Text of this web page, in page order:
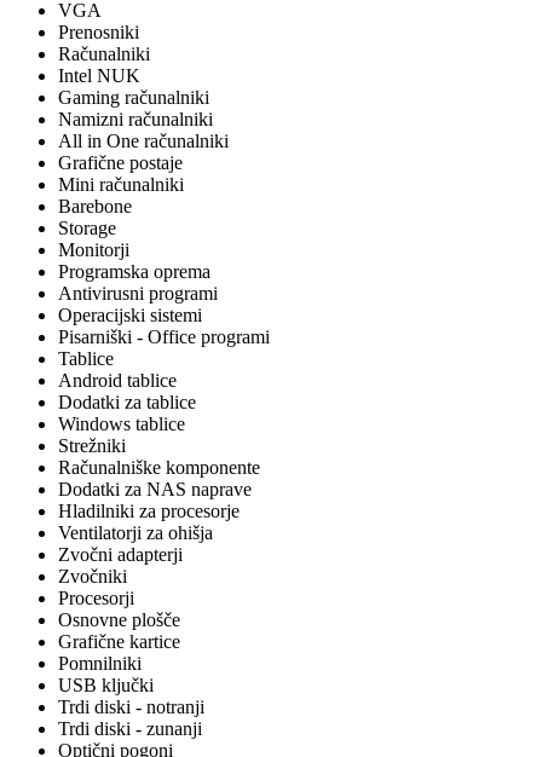
VGA
Prenosniki
Računalniki
Intel NUK
Gaming računalniki
Namizni računalniki
All in One računalniki
Grafične postaje
Mini računalniki
Barebone
Storage
Monitorji
Programska oprema
Antivirusni programi
Operacijski sistemi
Pisarniški - Office programi
Tablice
Android tablice
Dodatki za tablice
Windows tablice
Strežniki
Računalniške komponente
Dodatki za NAS naprave
Hladilniki za procesorje
Ventilatorji za ohišja
Zvočni adapterji
Zvočniki
Procesorji
Osnovne plošče
Grafične kartice
Pomnilniki
USB ključki
Trdi diski - notranji
Trdi diski - zunanji
Optični pogoni